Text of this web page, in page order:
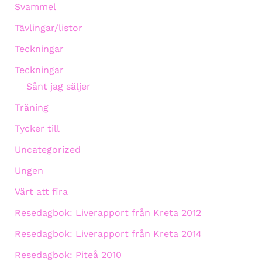
Svammel
Tävlingar/listor
Teckningar
Teckningar
Sånt jag säljer
Träning
Tycker till
Uncategorized
Ungen
Värt att fira
Resedagbok: Liverapport från Kreta 2012
Resedagbok: Liverapport från Kreta 2014
Resedagbok: Piteå 2010